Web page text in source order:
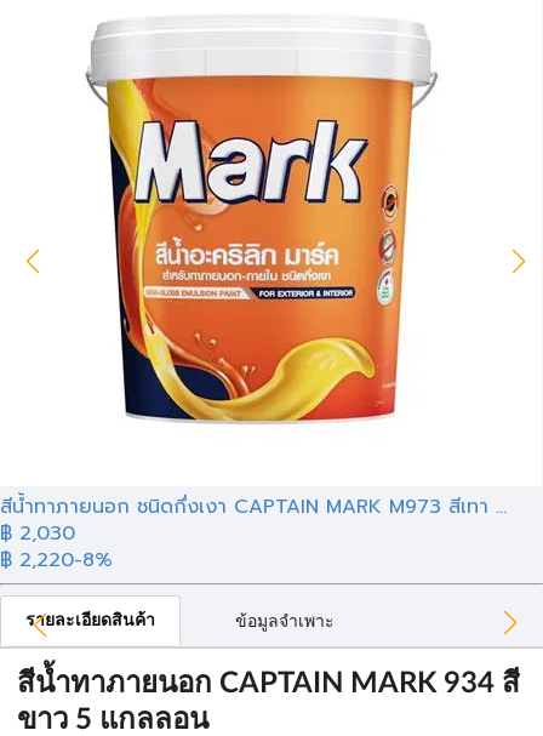
สีน้ำทาภายนอก ชนิดกึ่งเงา CAPTAIN MARK M973 สีเทา ...
฿ 2,030
฿ 2,220-8%
รายละเอียดสินค้า ข้อมูลจำเพาะ
สีน้ำทาภายนอก CAPTAIN MARK 934 สี
ขาว 5 แกลลอน